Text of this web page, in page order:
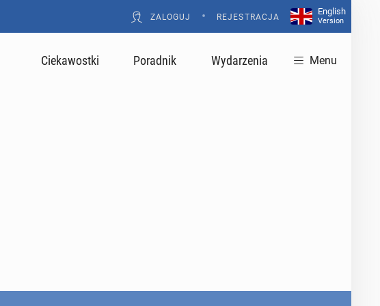
ZALOGUJ • REJESTRACJA
English
Version
Ciekawostki Poradnik Wydarzenia Menu